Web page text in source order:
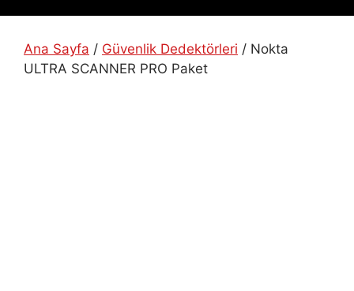
Ana Sayfa / Güvenlik Dedektörleri / Nokta
ULTRA SCANNER PRO Paket